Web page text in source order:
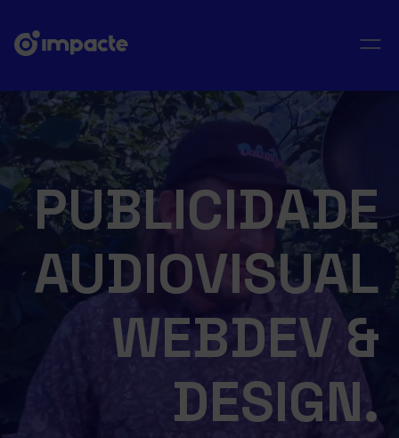
PUBLICIDADE
AUDIOVISUAL
WEBDEV &
DESIGN.